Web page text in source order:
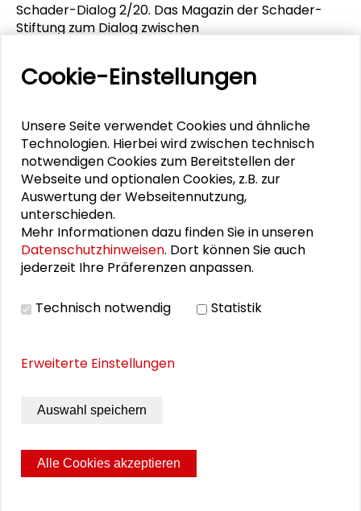
Schader-Dialog 2/20. Das Magazin der Schader-
Stiftung zum Dialog zwischen
zweimal jährlich.
>
Schader-Stiftung, Darmstadt 2020, 26 Seiten
Schutzgebühr: kostenfrei
Bestell-Nr: ISSN 2199-5044
MEHR
ERFAHREN
DOWNLOAD PUBLIKATION
VORHERIGE123
Verpackungskosten
Cookie-Einstellungen
Unsere Seite verwendet Cookies und ähnliche
Technologien. Hierbei wird zwischen technisch
notwendigen Cookies zum Bereitstellen der
Webseite und optionalen Cookies, z.B. zur
Auswertung der Webseitennutzung,
unterschieden.
Mehr Informationen dazu finden Sie in unseren
Datenschutzhinweisen. Dort können Sie auch
jederzeit Ihre Präferenzen anpassen.
Technisch notwendig Statistik
Erweiterte Einstellungen
Auswahl speichern
Alle Cookies akzeptieren